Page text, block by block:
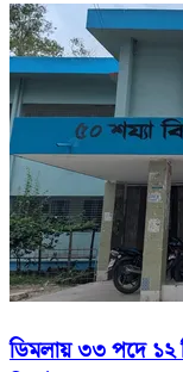
ডিমলায় ৩৩ পদে ১২